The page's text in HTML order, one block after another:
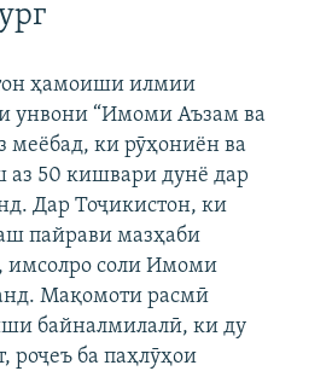
ҳамоиши илмии
унвони “Имоми Аъзам ва
меёбад, ки рӯҳониён ва
50 кишвари дунё дар
Дар Тоҷикистон, ки
пайрави мазҳаби
соли Имоми
Мақомоти расмӣ
байналмилалӣ, ки ду
роҷеъ ба паҳлӯҳои